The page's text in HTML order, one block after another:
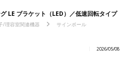
グ LE ブラケット（LED）／低速回転タイプ
/理容室関連機器
サインポール
2026/05/08